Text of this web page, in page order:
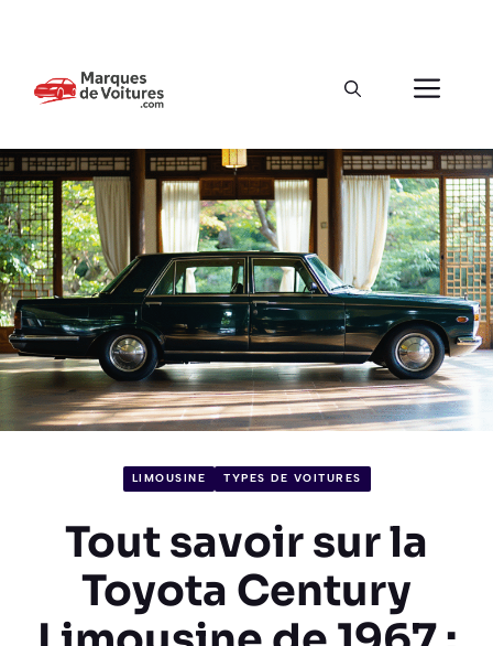
LIMOUSINE TYPES DE VOITURES
Tout savoir sur la
Toyota Century